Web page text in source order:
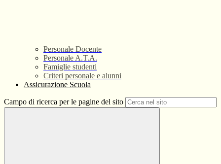
Personale Docente
Personale A.T.A.
Famiglie studenti
Criteri personale e alunni
Assicurazione Scuola
Campo di ricerca per le pagine del sito